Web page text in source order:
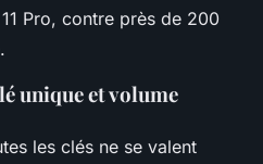
Pro, contre près de 200
unique et volume
les clés ne se valent